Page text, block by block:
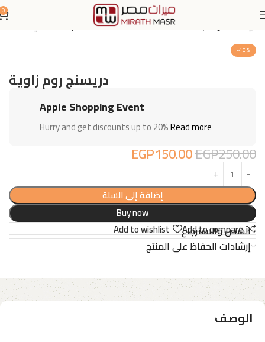
0
-40%
دريسنج روم زاوية
Apple Shopping Event
Hurry and get discounts up to 20%Read more
EGP250.00
EGP150.00
إضافة إلى السلة
Buy now
Add to compare
Add to wishlist
الشحن والاسترجاع
إرشادات الحفاظ على المنتج
الوصف